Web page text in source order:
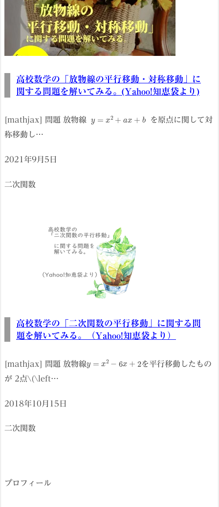
高校数学の「放物線の平行移動・対称移動」に
関する問題を解いてみる。(Yahoo!知恵袋より)
[mathjax] 問題 放物線 2+ b
を原点に関して対
称移動し…
2021年9月5日
二次関数
高校数学の「二次関数の平行移動」に関する問
題を解いてみる。（Yahoo!知恵袋より）
[mathjax] 問題 放物線 2− 6x 2
を平行移動したもの
が 2点\(\left…
2018年10月15日
二次関数
プロフィール